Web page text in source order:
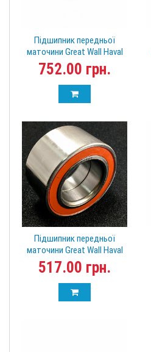
Підшипник передньої
маточини Great Wall Haval
H2 3103200XSZ08A аналог
Хавал
752.00 грн.
Підшипник передньої
маточини Great Wall Haval
H2 3103200XSZ08A Хавал
Аш2
517.00 грн.